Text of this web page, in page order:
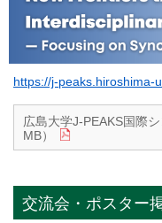
https://j-peaks.hiroshima-
広島大学J-PEAKS国際
MB）
交流会・ポスター